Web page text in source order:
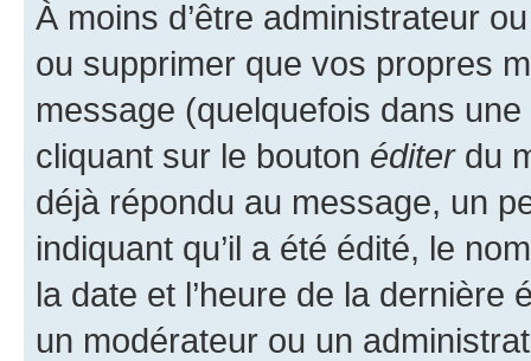
À moins d’être administrateur
ou supprimer que vos propres
message (quelquefois dans
cliquant sur le bouton éditerdu
déjà répondu au message, un
indiquant qu’il a été édité, le
la date et l’heure de la dernière
un modérateur ou un